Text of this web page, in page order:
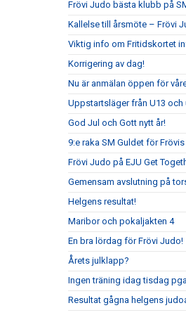
Frövi Judo bästa klubb på
Kallelse till årsmöte – Frövi
Viktig info om Fritidskortet
Korrigering av dag!
Nu är anmälan öppen för
Uppstartsläger från U13 och
God Jul och Gott nytt år!
9:e raka SM Guldet för
Frövi Judo på EJU Get
Gemensam avslutning på
Helgens resultat!
Maribor och pokaljakten 4
En bra lördag för Frövi Judo!
Årets julklapp?
Ingen träning idag tisdag
Resultat gågna helgens